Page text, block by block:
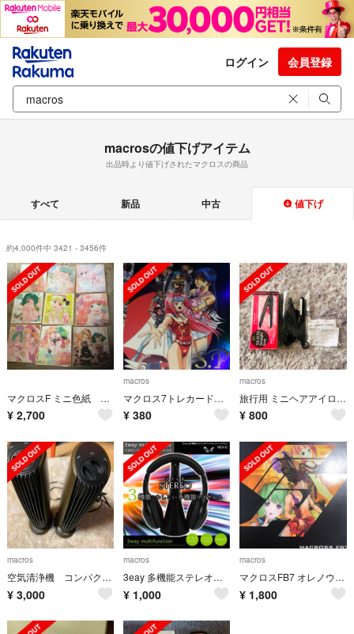
ログイン 会員登録
macrosの値下げアイテム
出品時より値下げされたマクロスの商品
すべて 新品 中古 値下げ
約4,000件中 3421 - 3456件
マクロスF ミニ色紙 ランカリー 9枚セット
¥ 2,700
macros
マクロス7トレカードセット10枚初版熱気バサラミレーネ等格安送料込み
¥ 380
macros
旅行用 ミニヘアアイロン マクロス MCE-3319
¥ 800
macros
空気清浄機 コンパクト スリム
¥ 3,000
macros
3eay 多機能ステレオワイヤレスヘッドホン
¥ 1,000
macros
マクロスFB7 オレノウタヲキケ！ 初回限定盤
¥ 1,800